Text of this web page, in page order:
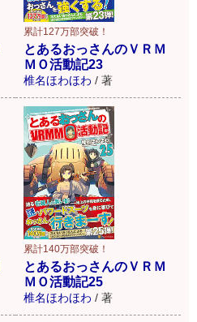
累計127万部突破！
とあるおっさんのＶＲＭ
ＭＯ活動記23
椎名ほわほわ / 著
累計140万部突破！
とあるおっさんのＶＲＭ
ＭＯ活動記25
椎名ほわほわ / 著